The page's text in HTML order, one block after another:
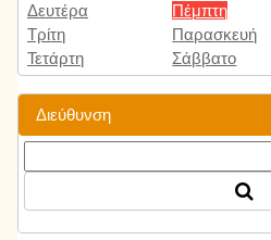
Δευτέρα
Τρίτη
Τετάρτη
Πέμπτη
Παρασκευή
Σάββατο
Διεύθυνση